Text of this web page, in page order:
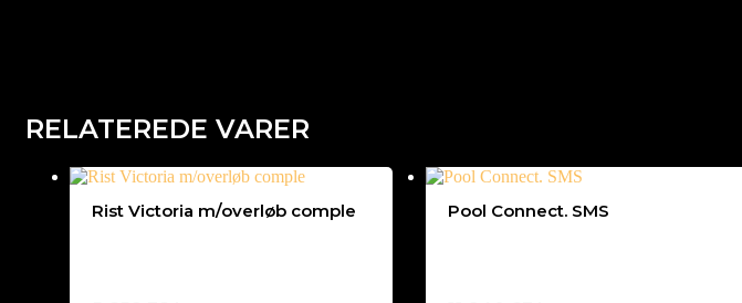
RELATEREDE VARER
Rist Victoria m/overløb comple Pool Connect. SMS